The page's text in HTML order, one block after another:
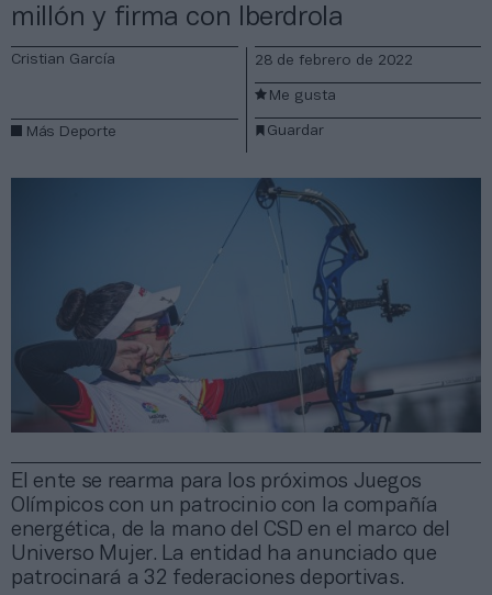
millón y firma con Iberdrola
El ente se rearma para los próximos Juegos
Olímpicos con un patrocinio con la compañía
energética, de la mano del CSD en el marco del
Universo Mujer. La entidad ha anunciado que
patrocinará a 32 federaciones deportivas.
Cristian García
Más Deporte
28 de febrero de 2022
Guardar
Me gusta